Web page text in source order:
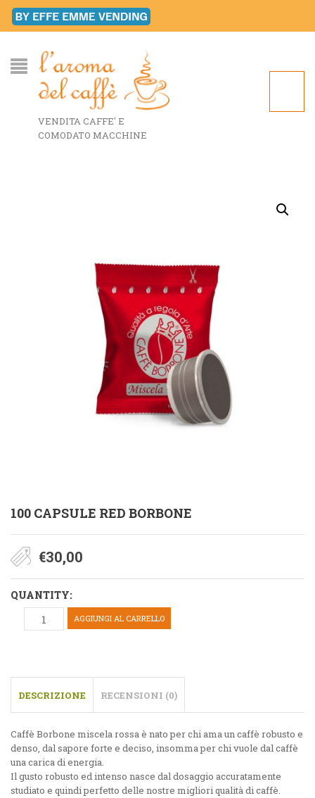
VENDITA CAFFE' E
COMODATO MACCHINE
100 CAPSULE RED BORBONE
€30,00
QUANTITY:
AGGIUNGI AL CARRELLO
DESCRIZIONE RECENSIONI (0)
Caffè Borbone miscela rossa è nato per chi ama un caffè robusto e
denso, dal sapore forte e deciso, insomma per chi vuole dal caffè
una carica di energia.
Il gusto robusto ed intenso nasce dal dosaggio accuratamente
studiato e quindi perfetto delle nostre migliori qualità di caffè.